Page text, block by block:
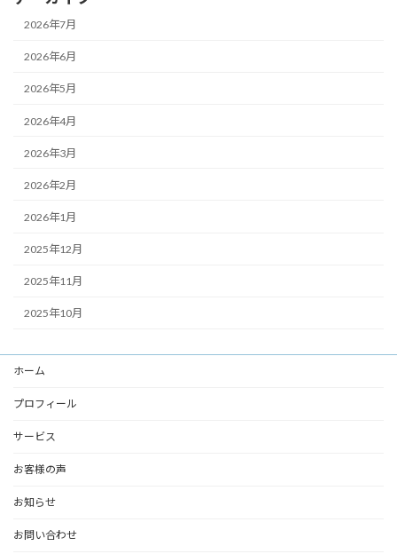
2026年7月
2026年6月
2026年5月
2026年4月
2026年3月
2026年2月
2026年1月
2025年12月
2025年11月
2025年10月
ホーム
プロフィール
サービス
お客様の声
お知らせ
お問い合わせ